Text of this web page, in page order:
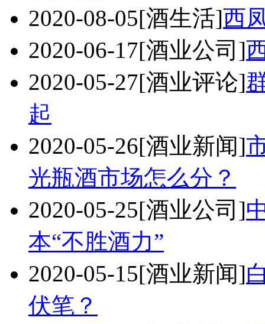
2020-08-05[酒生活]西
2020-06-17[酒业公司]
2020-05-27[酒业评论]
起
2020-05-26[酒业新闻]
光瓶酒市场怎么分？
2020-05-25[酒业公司]
本“不胜酒力”
2020-05-15[酒业新闻]
伏笔？